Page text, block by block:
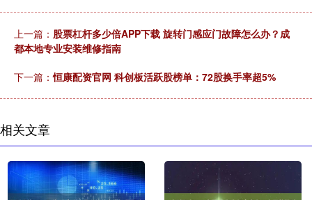
上一篇： 股票杠杆多少倍APP下载 ️旋转门感应门故障怎么办？成
都本地专业安装维修指南
下一篇：恒康配资官网 科创板活跃股榜单：72股换手率超5%
相关文章